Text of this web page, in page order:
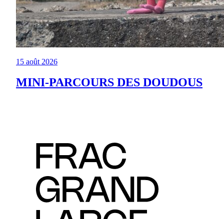
15 août 2026
MINI-PARCOURS DES DOUDOUS